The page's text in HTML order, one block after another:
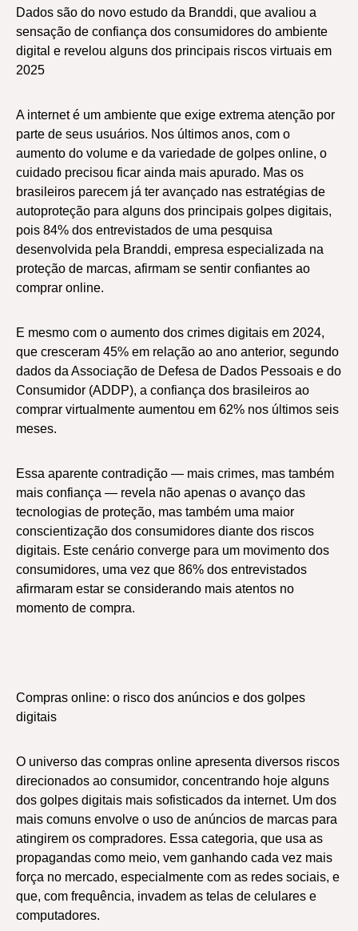
Dados são do novo estudo da Branddi, que avaliou a
sensação de confiança dos consumidores do ambiente
digital e revelou alguns dos principais riscos virtuais em
2025
A internet é um ambiente que exige extrema atenção por
parte de seus usuários. Nos últimos anos, com o
aumento do volume e da variedade de golpes online, o
cuidado precisou ficar ainda mais apurado. Mas os
brasileiros parecem já ter avançado nas estratégias de
autoproteção para alguns dos principais golpes digitais,
pois 84% dos entrevistados de uma pesquisa
desenvolvida pela Branddi, empresa especializada na
proteção de marcas, afirmam se sentir confiantes ao
comprar online.
E mesmo com o aumento dos crimes digitais em 2024,
que cresceram 45% em relação ao ano anterior, segundo
dados da Associação de Defesa de Dados Pessoais e do
Consumidor (ADDP), a confiança dos brasileiros ao
comprar virtualmente aumentou em 62% nos últimos seis
meses.
Essa aparente contradição — mais crimes, mas também
mais confiança — revela não apenas o avanço das
tecnologias de proteção, mas também uma maior
conscientização dos consumidores diante dos riscos
digitais. Este cenário converge para um movimento dos
consumidores, uma vez que 86% dos entrevistados
afirmaram estar se considerando mais atentos no
momento de compra.
Compras online: o risco dos anúncios e dos golpes
digitais
O universo das compras online apresenta diversos riscos
direcionados ao consumidor, concentrando hoje alguns
dos golpes digitais mais sofisticados da internet. Um dos
mais comuns envolve o uso de anúncios de marcas para
atingirem os compradores. Essa categoria, que usa as
propagandas como meio, vem ganhando cada vez mais
força no mercado, especialmente com as redes sociais, e
que, com frequência, invadem as telas de celulares e
computadores.